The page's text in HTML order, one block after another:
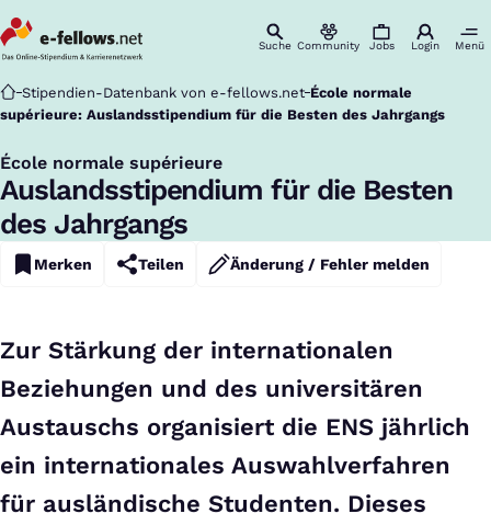
Suche Community Jobs Login Menü
Startseite
Stipendien-Datenbank von e-fellows.net École normale
supérieure: Auslandsstipendium für die Besten des Jahrgangs
École normale supérieure
:
Auslandsstipendium für die Besten
des Jahrgangs
Merken Teilen Änderung / Fehler melden
Zur Stärkung der internationalen
Beziehungen und des universitären
Austauschs organisiert die ENS jährlich
ein internationales Auswahlverfahren
für ausländische Studenten. Dieses